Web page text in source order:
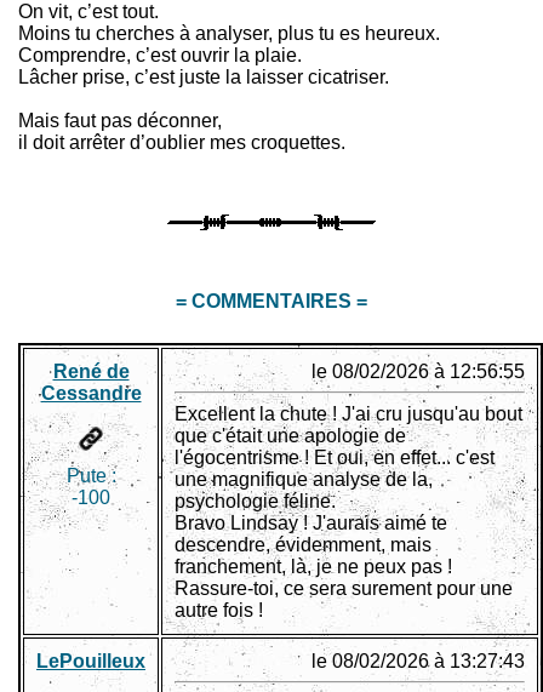
On vit, c’est tout.
Moins tu cherches à analyser, plus tu es heureux.
Comprendre, c’est ouvrir la plaie.
Lâcher prise, c’est juste la laisser cicatriser.
Mais faut pas déconner,
il doit arrêter d’oublier mes croquettes.
= COMMENTAIRES =
René de
Cessandre
Pute :
-100
le 08/02/2026 à 12:56:55
Excellent la chute ! J'ai cru jusqu'au bout
que c'était une apologie de
l'égocentrisme ! Et oui, en effet... c'est
une magnifique analyse de la,
psychologie féline.
Bravo Lindsay ! J'aurais aimé te
descendre, évidemment, mais
franchement, là, je ne peux pas !
Rassure-toi, ce sera surement pour une
autre fois !
LePouilleux le 08/02/2026 à 13:27:43